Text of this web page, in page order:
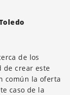
de los
de crear este
común la oferta
caso de la